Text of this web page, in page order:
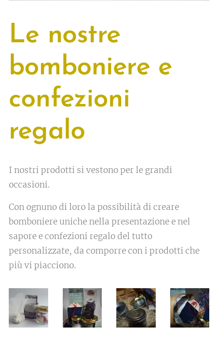
Le nostre
bomboniere e
confezioni
regalo
I nostri prodotti si vestono per le grandi
occasioni.
Con ognuno di loro la possibilità di creare
bomboniere uniche nella presentazione e nel
sapore e confezioni regalo del tutto
personalizzate, da comporre con i prodotti che
più vi piacciono.